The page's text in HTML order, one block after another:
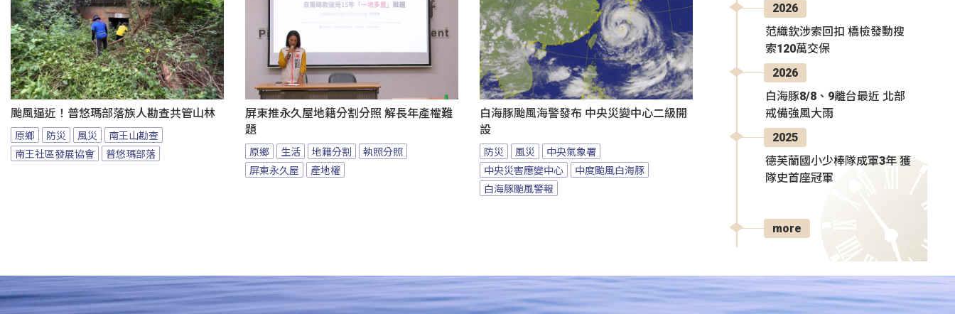
颱風逼近！普悠瑪部落族人勘查共管山林
原鄉 防災 風災
南王山勘查
南王社區發展協會
普悠瑪部落
屏東推永久屋地籍分割分照 解長年產權難
題
原鄉 生活 地籍分割
執照分照
屏東永久屋
產地權
白海豚颱風海警發布 中央災變中心二級開
設
防災 風災
中央氣象署
中央災害應變中心
中度颱風白海豚
白海豚颱風警報
2026
范織欽涉索回扣 橋檢發動搜
索120萬交保
2026
白海豚8/8、9離台最近 北部
戒備強風大雨
2025
德芙蘭國小少棒隊成軍3年 獲
隊史首座冠軍
more